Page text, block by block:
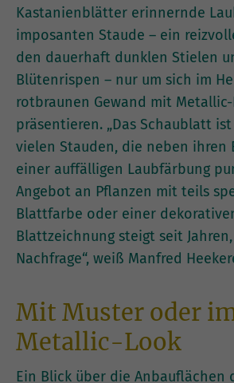
Kastanienblätter erinnernde
imposanten Staude – ein
den dauerhaft dunklen Stielen
Blütenrispen – nur um sich im
rotbraunen Gewand mit
präsentieren. „Das Schaublatt
vielen Stauden, die neben ihren
einer auffälligen Laubfärbung
Angebot an Pflanzen mit teils
Blattfarbe oder einer
Blattzeichnung steigt seit
Nachfrage“, weiß Manfred
Mit Muster oder
Metallic-Look
Ein Blick über die Anbauflächen